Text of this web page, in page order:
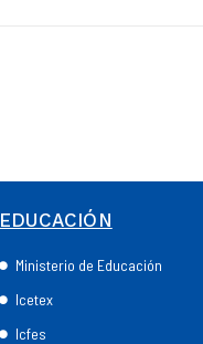
EDUCACIÓN
Ministerio de Educación
Icetex
Icfes